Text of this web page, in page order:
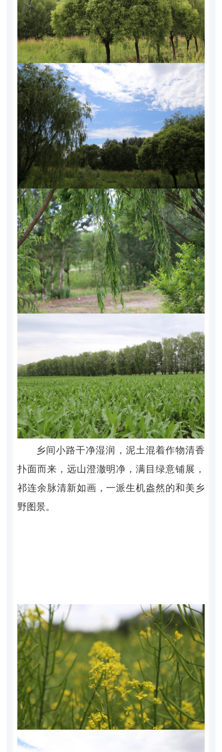
乡间小路干净湿润，泥土混着作物清香
扑面而来，远山澄澈明净，满目绿意铺展，
祁连余脉清新如画，一派生机盎然的和美乡
野图景。